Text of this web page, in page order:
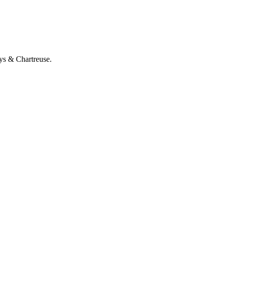
& Chartreuse.